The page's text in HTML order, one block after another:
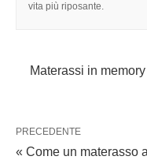
vita più riposante.
Materassi in
PRECEDENTE
« Come un materasso